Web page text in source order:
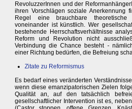
RevoluzzerInnen und der
ihren Vorschlägen soziale Anerkennung
Regel eine brauchbare theoretische
voneinander ist künstlich. Wer
bestehende Herrschaftsverhältnisse
Reform und Revolution nicht
Verbindung die Chance besteht -
einer Richtung bedürfen, die Befreiung
Zitate zu Reformismus
Es bedarf eines veränderten
wenn diese emanzipatorischen Zielen
Qualität an, auf den tatsächlich
gesellschaftlicher Intervention ist es,